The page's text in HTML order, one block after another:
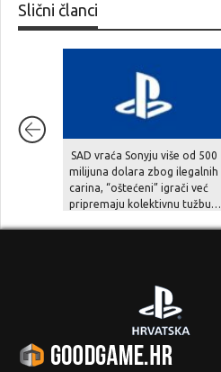
Slični članci
SAD vraća Sonyju više od 500
milijuna dolara zbog ilegalnih
carina, “oštećeni” igrači već
pripremaju kolektivnu tužbu…